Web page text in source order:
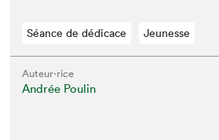
Séance de dédicace Jeunesse
Auteur·rice
Andrée Poulin